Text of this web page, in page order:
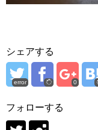
シェアする
error 0
フォローする